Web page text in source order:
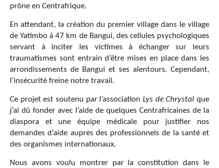
prône en Centrafrique.
En attendant, la création du premier village dans le village
de Yatimbo à 47 km de Bangui, des cellules psychologiques
servant à inciter les victimes à échanger sur leurs
traumatismes sont entrain d’être mises en place dans les
arrondissements de Bangui et ses alentours. Cependant,
l’insécurité freine notre travail.
Ce projet est soutenu par l’association Lys de Chrystal que
j’ai dû fonder avec l’aide de quelques Centrafricaines de la
diaspora et une équipe médicale pour justifier nos
demandes d’aide auprès des professionnels de la santé et
des organismes internationaux.
Nous avons voulu montrer par la constitution dans le